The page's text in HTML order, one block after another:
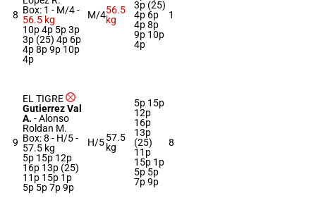
8 Box: 1 - M/4 -
56.5 kg
10p 4p 5p 3p
3p (25) 4p 6p
4p 8p 9p 10p
4p
M/456.5
kg
3p (25)
4p 6p
4p 8p
9p 10p
4p
1
9
EL TIGRE
Gutierrez Val
A. -Alonso
Roldan M.
Box: 8 - H/5 -
57.5 kg
5p 15p 12p
16p 13p (25)
11p 15p 1p
5p 5p 7p 9p
H/557.5
kg
5p 15p
12p
16p
13p
(25)
11p
15p 1p
5p 5p
7p 9p
8